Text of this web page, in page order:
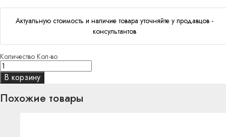
Актуальную стоимость и наличие товара уточняйте у продавцов -
консультантов
Количество Кол-во
В корзину
Похожие товары